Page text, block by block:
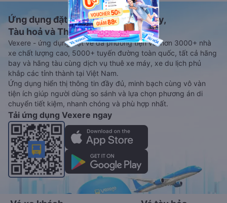
Ứng dụng đặt vé Xe khách, Máy bay,
Tàu hoả và Thuê xe
Vexere - ứng dụng đặt vé đa phương tiện với hơn 3000+ nhà
xe chất lượng cao, 5000+ tuyến đường toàn quốc, tất cả hãng
bay và hãng tàu cùng dịch vụ thuê xe máy, xe du lịch phủ
khắp các tỉnh thành tại Việt Nam.
Ứng dụng hiển thị thông tin đầy đủ, minh bạch cùng vô vàn
tiện ích giúp người dùng so sánh và lựa chọn phương án di
chuyển tiết kiệm, nhanh chóng và phù hợp nhất.
Tải ứng dụng Vexere ngay